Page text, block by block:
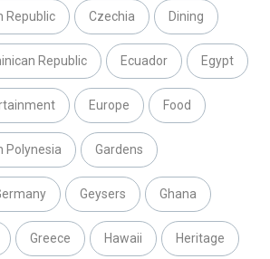
Republic Czechia Dining
Republic Ecuador Egypt
Europe Food
Polynesia Gardens
Geysers Ghana
Greece Hawaii Heritage